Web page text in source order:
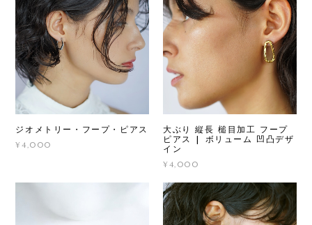
ジオメトリー・フープ・ピアス
¥4,000
大ぶり 縦長 槌目加工 フープ
ピアス | ボリューム 凹凸デザ
イン
¥4,000